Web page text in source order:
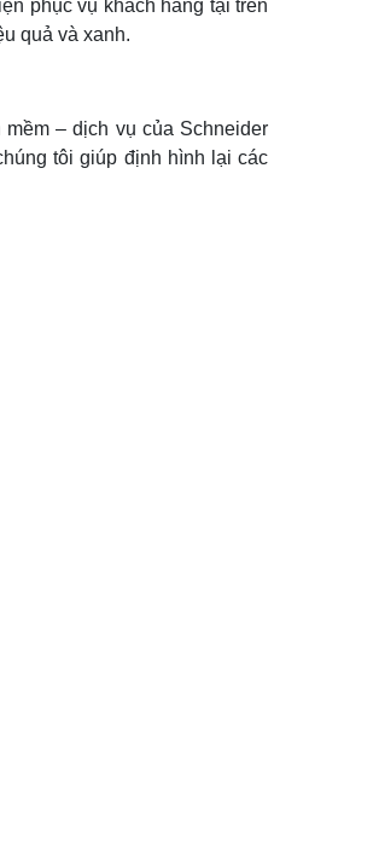
phục vụ khách hàng tại trên
quả và xanh.
– dịch vụ của Schneider
tôi giúp định hình lại các